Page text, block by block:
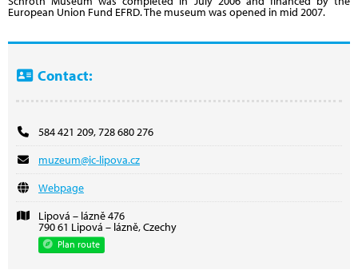
European Union Fund EFRD. The museum was opened in mid 2007.
Contact:
584 421 209, 728 680 276
muzeum@ic-lipova.cz
Webpage
Lipová – lázně 476
790 61 Lipová – lázně, Czechy
Plan route